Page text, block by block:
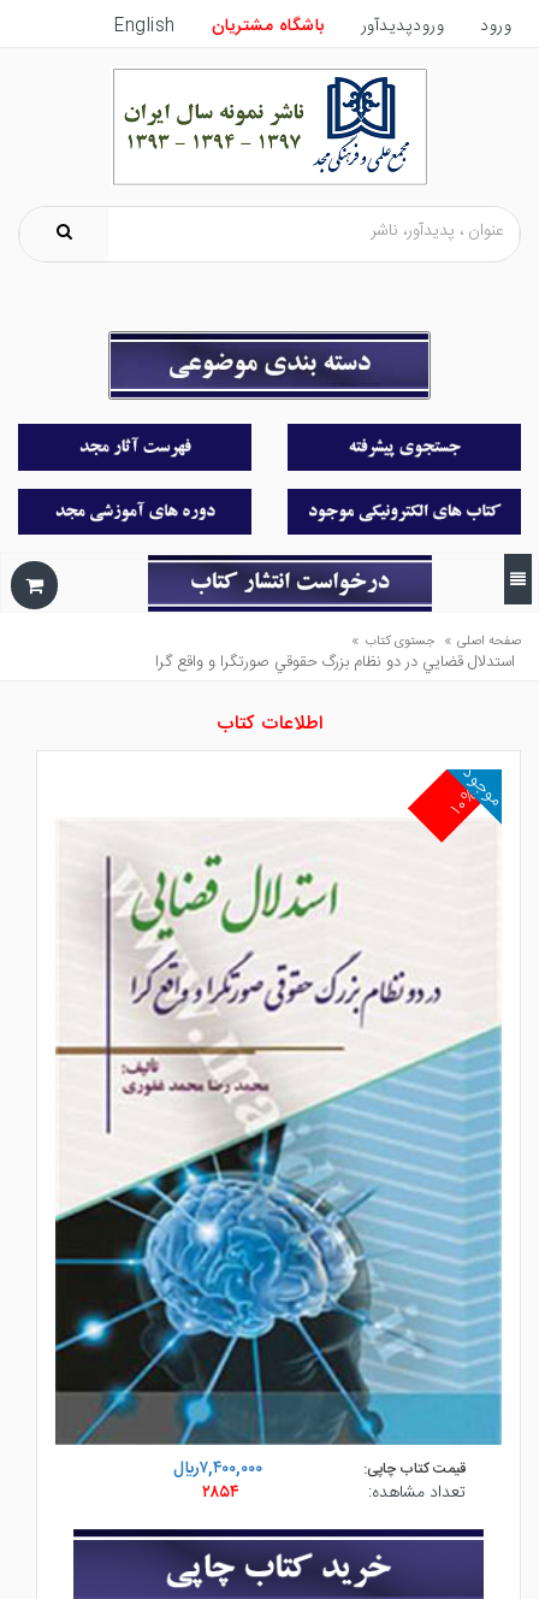
ورود ورودپدیدآور باشگاه مشتریان English
صفحه اصلی » جستوی کتاب »
استدلال قضايي در دو نظام بزرگ حقوقي صورتگرا و واقع گرا
اطلاعات کتاب
۱۰%
موجود
قیمت کتاب چاپی:
۷,۴۰۰,۰۰۰ريال
تعداد مشاهده:
۲۸۵۴